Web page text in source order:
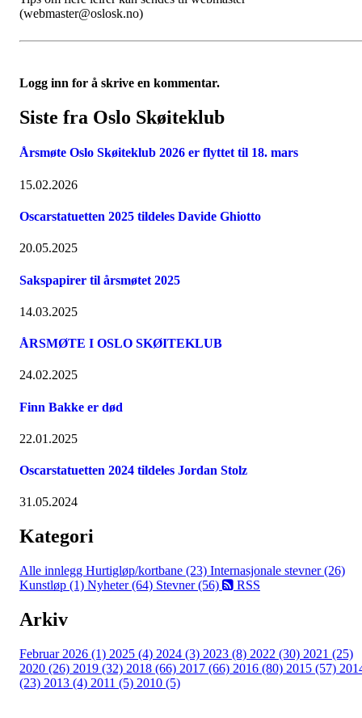
(webmaster@oslosk.no)
Logg inn for å skrive en kommentar.
Siste fra Oslo Skøiteklub
Årsmøte Oslo Skøiteklub 2026 er flyttet til 18. mars
15.02.2026
Oscarstatuetten 2025 tildeles Davide Ghiotto
20.05.2025
Sakspapirer til årsmøtet 2025
14.03.2025
ÅRSMØTE I OSLO SKØITEKLUB
24.02.2025
Finn Bakke er død
22.01.2025
Oscarstatuetten 2024 tildeles Jordan Stolz
31.05.2024
Kategori
Alle innlegg Hurtigløp/kortbane (23) Internasjonale stevner (26)
Kunstløp (1) Nyheter (64) Stevner (56) RSS
Arkiv
Februar 2026 (1) 2025 (4) 2024 (3) 2023 (8) 2022 (30) 2021 (25)
2020 (26) 2019 (32) 2018 (66) 2017 (66) 2016 (80) 2015 (57)
(23) 2013 (4) 2011 (5) 2010 (5)